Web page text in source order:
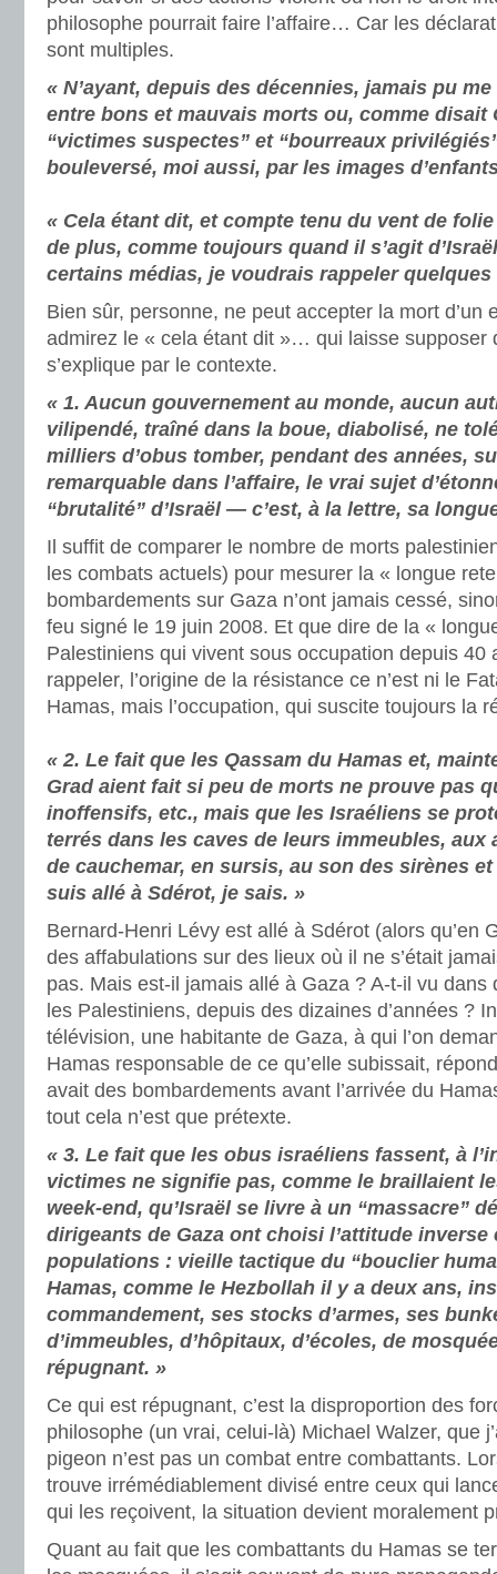
philosophe pourrait faire l’affaire… Car les
sont multiples.
« N’ayant, depuis des décennies, jamais pu
entre bons et mauvais morts ou, comme disait
“victimes suspectes” et “bourreaux
bouleversé, moi aussi, par les images
« Cela étant dit, et compte tenu du vent de
de plus, comme toujours quand il s’agit
certains médias, je voudrais rappeler quelques
Bien sûr, personne, ne peut accepter la mort d’un
admirez le « cela étant dit »… qui laisse supposer
s’explique par le contexte.
« 1. Aucun gouvernement au monde, aucun
vilipendé, traîné dans la boue, diabolisé, ne
milliers d’obus tomber, pendant des années,
remarquable dans l’affaire, le vrai sujet
“brutalité” d’Israël — c’est, à la lettre, sa
Il suffit de comparer le nombre de morts
les combats actuels) pour mesurer la « longue
bombardements sur Gaza n’ont jamais cessé,
feu signé le 19 juin 2008. Et que dire de la «
Palestiniens qui vivent sous occupation depuis
rappeler, l’origine de la résistance ce n’est ni le
Hamas, mais l’occupation, qui suscite toujours la
« 2. Le fait que les Qassam du Hamas et,
Grad aient fait si peu de morts ne prouve pas
inoffensifs, etc., mais que les Israéliens se
terrés dans les caves de leurs immeubles, aux
de cauchemar, en sursis, au son des sirènes
suis allé à Sdérot, je sais. »
Bernard-Henri Lévy est allé à Sdérot (alors qu’en
des affabulations sur des lieux où il ne s’était
pas. Mais est-il jamais allé à Gaza ? A-t-il vu dans
les Palestiniens, depuis des dizaines d’années ?
télévision, une habitante de Gaza, à qui l’on
Hamas responsable de ce qu’elle subissait,
avait des bombardements avant l’arrivée du
tout cela n’est que prétexte.
« 3. Le fait que les obus israéliens fassent, à
victimes ne signifie pas, comme le braillaient
week-end, qu’Israël se livre à un “massacre”
dirigeants de Gaza ont choisi l’attitude inverse
populations : vieille tactique du “bouclier
Hamas, comme le Hezbollah il y a deux ans,
commandement, ses stocks d’armes, ses
d’immeubles, d’hôpitaux, d’écoles, de
répugnant. »
Ce qui est répugnant, c’est la disproportion des
philosophe (un vrai, celui-là) Michael Walzer, que
pigeon n’est pas un combat entre combattants.
trouve irrémédiablement divisé entre ceux qui
qui les reçoivent, la situation devient moralement
Quant au fait que les combattants du Hamas se